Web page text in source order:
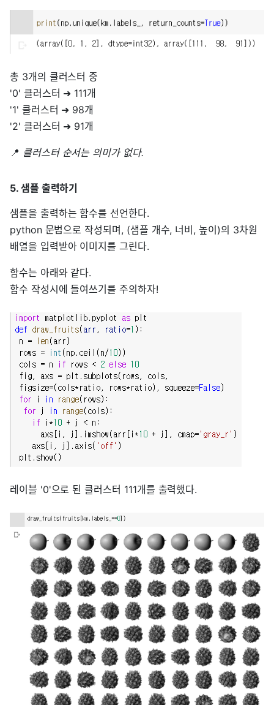
총 3개의 클러스터 중
'0' 클러스터 ➜ 111개
'1' 클러스터 ➜ 98개
'2' 클러스터 ➜ 91개
📍 클러스터 순서는 의미가 없다.
5. 샘플 출력하기
샘플을 출력하는 함수를 선언한다.
python 문법으로 작성되며, (샘플 개수, 너비, 높이)의 3차원
배열을 입력받아 이미지를 그린다.
함수는 아래와 같다.
함수 작성시에 들여쓰기를 주의하자!
레이블 '0'으로 된 클러스터 111개를 출력했다.